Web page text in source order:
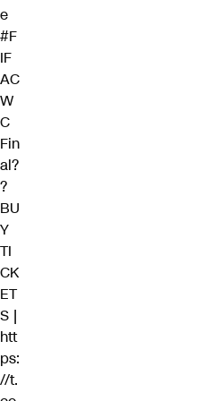
e
#F
IF
AC
W
C
Fin
al?
?
BU
Y
TI
CK
ET
S |
htt
ps:
//t.